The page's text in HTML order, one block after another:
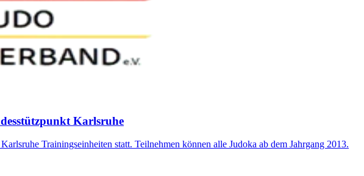
Karlsruhe
Trainingseinheiten statt. Teilnehmen können alle Judoka ab dem Jahrgang 2013.